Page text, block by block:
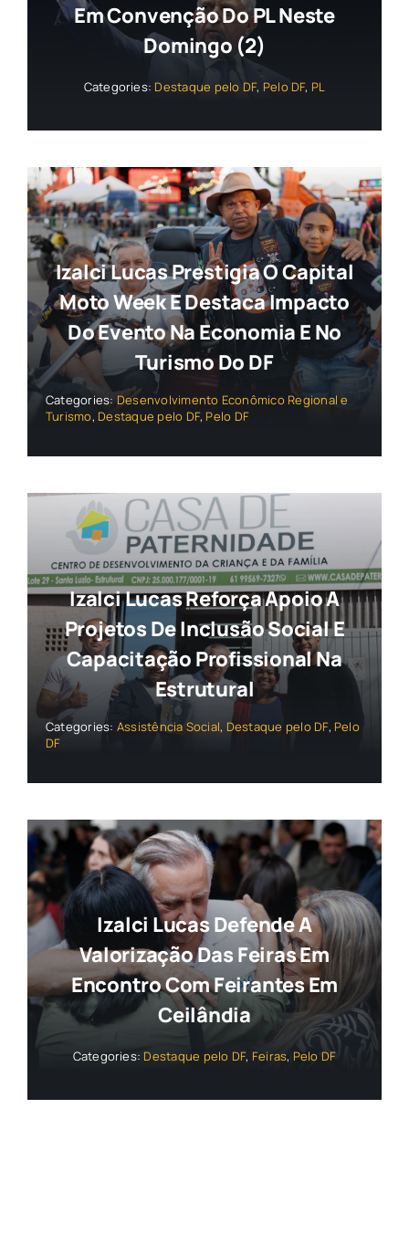
Em Convenção Do PL Neste
Domingo (2)
Categories: Destaque pelo DF, Pelo DF, PL
Izalci Lucas Prestigia O Capital
Moto Week E Destaca Impacto
Do Evento Na Economia E No
Turismo Do DF
Categories: Desenvolvimento Econômico Regional e
Turismo, Destaque pelo DF, Pelo DF
Izalci Lucas Reforça Apoio A
Projetos De Inclusão Social E
Capacitação Profissional Na
Estrutural
Categories: Assistência Social, Destaque pelo DF, Pelo
DF
Izalci Lucas Defende A
Valorização Das Feiras Em
Encontro Com Feirantes Em
Ceilândia
Categories: Destaque pelo DF, Feiras, Pelo DF